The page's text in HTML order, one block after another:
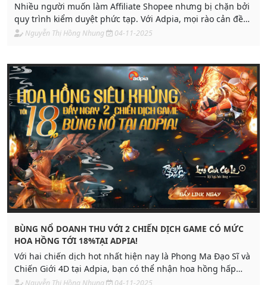
Nhiều người muốn làm Affiliate Shopee nhưng bị chặn bởi
quy trình kiểm duyệt phức tạp. Với Adpia, mọi rào cản đều
được gỡ bỏ không cần duyệt, không yêu cầu kênh lớn, chỉ
Nguyễn Thị Hồng Nhung 04-11-2025
BÙNG NỔ DOANH THU VỚI 2 CHIẾN DỊCH GAME CÓ MỨC
HOA HỒNG TỚI 18%TẠI ADPIA!
Với hai chiến dịch hot nhất hiện nay là Phong Ma Đạo Sĩ và
Chiến Giới 4D tại Adpia, bạn có thể nhận hoa hồng hấp
dẫn lên đến 18% cho mỗi lượt tải game. Cùng khám phá
Nguyễn Thị Hồng Nhung 04-11-2025